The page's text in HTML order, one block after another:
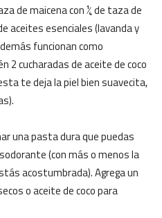
de maicena con ¼ de taza de
aceites esenciales (lavanda y
funcionan como
2 cucharadas de aceite de coco
te deja la piel bien suavecita,
una pasta dura que puedas
(con más o menos la
acostumbrada). Agrega un
o aceite de coco para